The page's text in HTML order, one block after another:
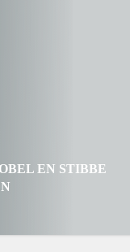
EN STIBBE